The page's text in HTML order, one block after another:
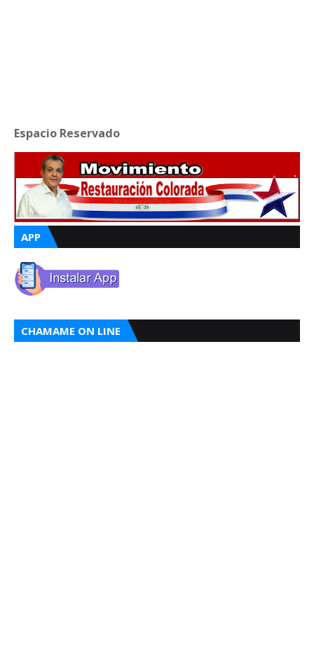
Espacio Reservado
APP
CHAMAME ON LINE